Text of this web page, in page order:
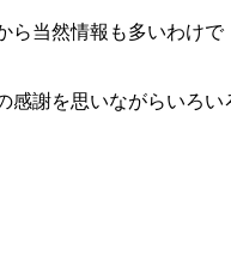
当然情報も多いわけ
謝を思いながらいろい